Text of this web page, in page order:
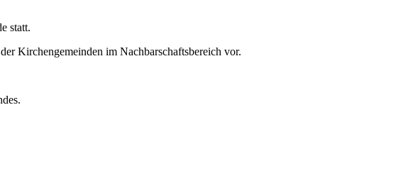
statt.
Kirchengemeinden im Nachbarschaftsbereich vor.